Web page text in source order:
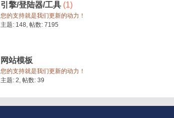
引擎/登陆器/工具 (1)
您的支持就是我们更新的动力！
主题: 148, 帖数: 7195
网站模板
您的支持就是我们更新的动力！
主题: 2, 帖数: 39